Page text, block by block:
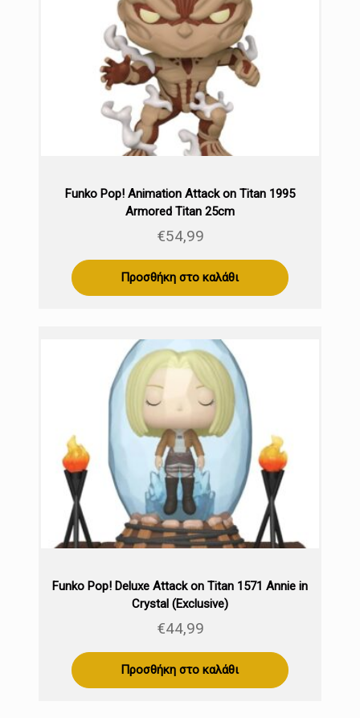
Funko Pop! Animation Attack on Titan 1995
Armored Titan 25cm
€54,99
Προσθήκη στο καλάθι
Funko Pop! Deluxe Attack on Titan 1571 Annie in
Crystal (Exclusive)
€44,99
Προσθήκη στο καλάθι